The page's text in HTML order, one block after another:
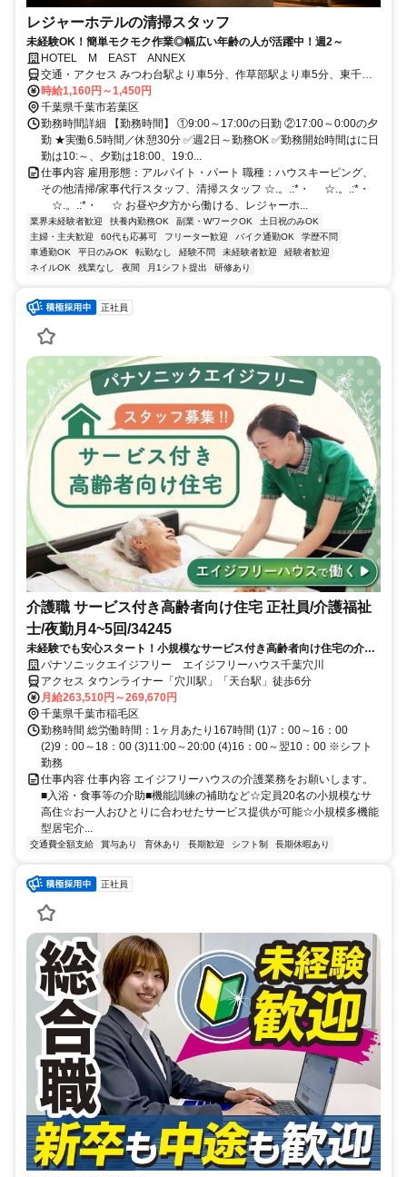
レジャーホテルの清掃スタッフ
未経験OK！簡単モクモク作業◎幅広い年齢の人が活躍中！週2～
HOTEL M EAST ANNEX
交通・アクセス みつわ台駅より車5分、作草部駅より車5分、東千葉
駅より車9分
時給1,160円～1,450円
千葉県千葉市若葉区
勤務時間詳細 【勤務時間】 ①9:00～17:00の日勤 ②17:00～0:00の夕
勤 ★実働6.5時間／休憩30分 ✅週2日～勤務OK ✅勤務開始時間はに日
勤は10:～、夕勤は18:00、19:0...
仕事内容 雇用形態：アルバイト・パート 職種：ハウスキーピング、
その他清掃/家事代行スタッフ、清掃スタッフ ☆.。.:*・ ゚☆.。.:*・
゚☆.。.:*・ ゚☆ お昼や夕方から働ける、レジャーホ...
業界未経験者歓迎 扶養内勤務OK 副業・WワークOK
土日祝のみOK
主婦・主夫歓迎
60代も応募可 フリーター歓迎 バイク通勤OK
学歴不問
車通勤OK
平日のみOK 転勤なし 経験不問 未経験者歓迎
経験者歓迎
ネイルOK
残業なし 夜間 月1シフト提出 研修あり
正社員
介護職 サービス付き高齢者向け住宅 正社員/介護福祉
士/夜勤月4~5回/34245
未経験でも安心スタート！小規模なサービス付き高齢者向け住宅の介護
職個人のペースに寄り添った研修で独り立ちまでサポートいたします。
経験者も大歓迎です。まずはお気軽にご見学ください。
パナソニックエイジフリー エイジフリーハウス千葉穴川
アクセス タウンライナー「穴川駅」「天台駅」徒歩6分
月給263,510円～269,670円
千葉県千葉市稲毛区
勤務時間 総労働時間：1ヶ月あたり167時間 (1)7：00～16：00
(2)9：00～18：00 (3)11:00～20:00 (4)16：00～翌10：00 ※シフト
勤務
仕事内容 仕事内容 エイジフリーハウスの介護業務をお願いします。
■入浴・食事等の介助■機能訓練の補助など☆定員20名の小規模なサ
高住☆お一人おひとりに合わせたサービス提供が可能☆小規模多機能
型居宅介...
交通費全額支給 賞与あり 育休あり 長期歓迎 シフト制 長期休暇あり
正社員